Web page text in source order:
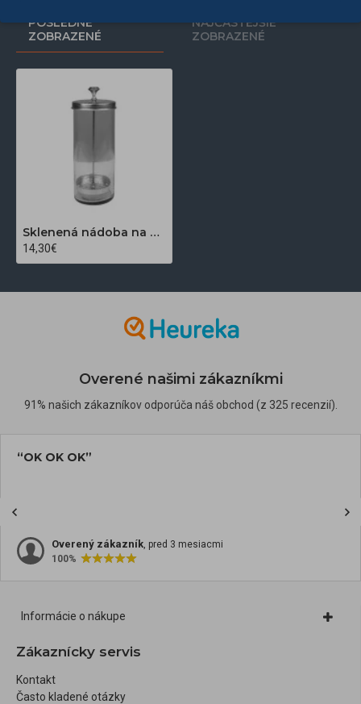
POSLEDNE
ZOBRAZENÉ
NAJČASTEJŠIE
ZOBRAZENÉ
Sklenená nádoba na dezinfekciu náradia Q5B 650 ml
14,30€
Overené našimi zákazníkmi
91% našich zákazníkov odporúča náš obchod (z 325 recenzií).
“OK OK OK”
Overený zákazník, pred 3 mesiacmi
100%
Informácie o nákupe
Zákaznícky servis
Kontakt
Často kladené otázky